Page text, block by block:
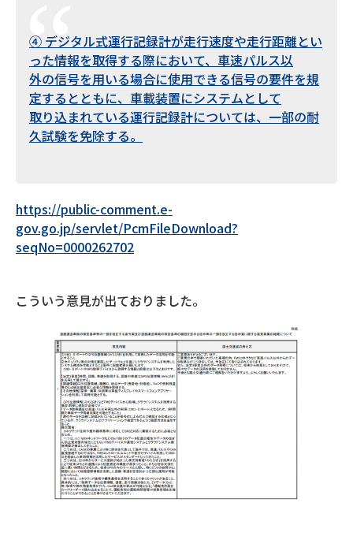
④ デジタル式運行記録計が走行速度や走行距離とい
った情報を取得する際において、車速パルス以
外の信号を用いる場合に使用できる信号の要件を規
定するとともに、車載装置にシステムとして
取り込まれている運行記録計については、一部の耐
久試験を免除する。
https://public-comment.e-
gov.go.jp/servlet/PcmFileDownload?
seqNo=0000262702
こういう意見が出ておりました。